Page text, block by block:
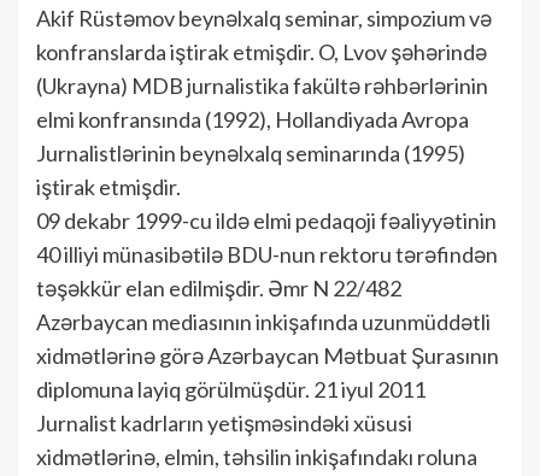
Akif Rüstəmov beynəlxalq seminar, simpozium və
konfranslarda iştirak etmişdir. O, Lvov şəhərində
(Ukrayna) MDB jurnalistika fakültə rəhbərlərinin
elmi konfransında (1992), Hollandiyada Avropa
Jurnalistlərinin beynəlxalq seminarında (1995)
iştirak etmişdir.
09 dekabr 1999-cu ildə elmi pedaqoji fəaliyyətinin
40 illiyi münasibətilə BDU-nun rektoru tərəfindən
təşəkkür elan edilmişdir. Əmr N 22/482
Azərbaycan mediasının inkişafında uzunmüddətli
xidmətlərinə görə Azərbaycan Mətbuat Şurasının
diplomuna layiq görülmüşdür. 21 iyul 2011
Jurnalist kadrların yetişməsindəki xüsusi
xidmətlərinə, elmin, təhsilin inkişafındakı roluna